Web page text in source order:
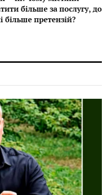
більше за послугу, до
більше претензій?